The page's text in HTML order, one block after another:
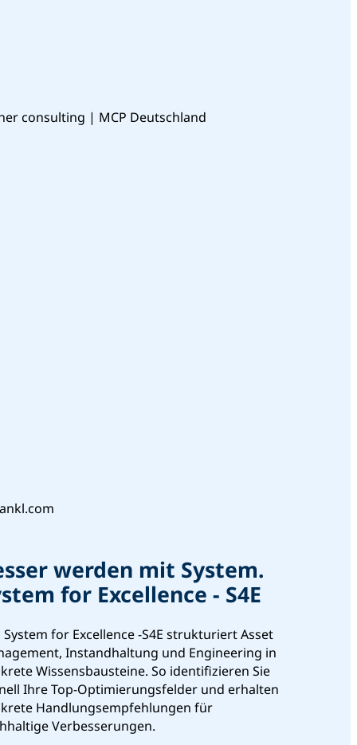
werden mit System.
for Excellence - S4E
System for Excellence -S4E strukturiert Asset
Instandhaltung und Engineering in
Wissensbausteine. So identifizieren Sie
Ihre Top-Optimierungsfelder und erhalten
Handlungsempfehlungen für
Verbesserungen.